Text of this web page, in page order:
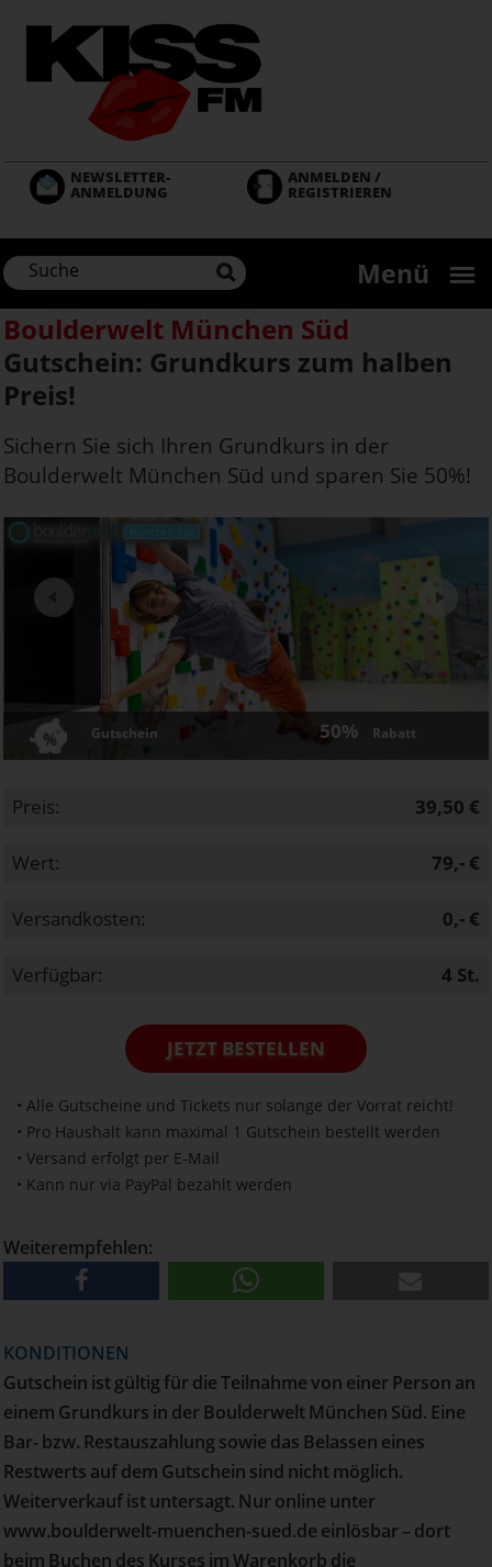
zum
NEWSLETTER-
ANMELDUNG
ANMELDEN /
REGISTRIEREN
Menü
Boulderwelt München Süd
Gutschein: Grundkurs zum halben
Preis!
Sichern Sie sich Ihren Grundkurs in der
Boulderwelt München Süd und sparen Sie 50%!
Gutschein 50% Rabatt
Next
Preis: 39,50 €
Wert: 79,- €
Versandkosten: 0,- €
Verfügbar: 4 St.
JETZT BESTELLEN
• Alle Gutscheine und Tickets nur solange der Vorrat reicht!
• Pro Haushalt kann maximal 1 Gutschein bestellt werden
• Versand erfolgt per E-Mail
• Kann nur via PayPal bezahlt werden
Weiterempfehlen:
KONDITIONEN
Gutschein ist gültig für die Teilnahme von einer Person an
einem Grundkurs in der Boulderwelt München Süd. Eine
Bar- bzw. Restauszahlung sowie das Belassen eines
Restwerts auf dem Gutschein sind nicht möglich.
Weiterverkauf ist untersagt. Nur online unter
www.boulderwelt-muenchen-sued.de einlösbar – dort
beim Buchen des Kurses im Warenkorb die